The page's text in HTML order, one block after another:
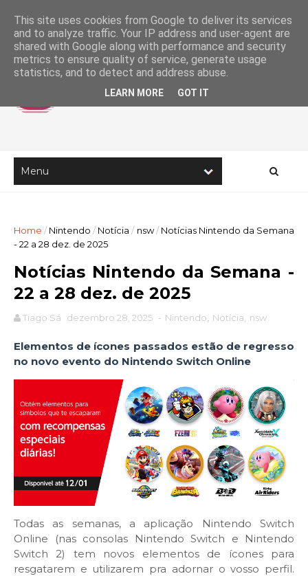
Home / Nintendo / Notícia / nsw / Notícias Nintendo da Semana
- 22 a 28 dez. de 2025
Notícias Nintendo da Semana -
22 a 28 dez. de 2025
Tiago Sá dezembro 28, 2025 - Nintendo Notícia nsw
Elementos de ícones passados estão de regresso
no novo evento do Nintendo Switch Online
Todas as semanas, a aplicação Nintendo Switch
Online (nas consolas Nintendo Switch e Nintendo
Switch 2) tem novos elementos de ícones para
resgatarem e utilizarem pra adornar o vosso perfil.
This site uses cookies from Google to deliver its services
and to analyze traffic. Your IP address and user-agent are
shared with Google along with performance and security
metrics to ensure quality of service, generate usage
statistics, and to detect and address abuse.
LEARN MORE GOT IT